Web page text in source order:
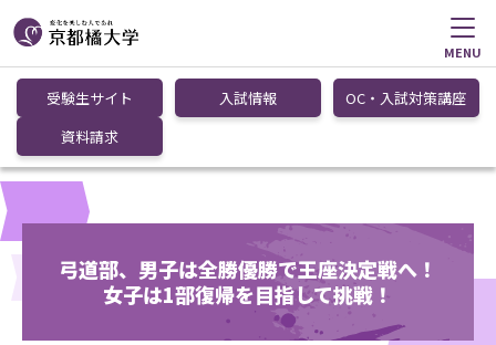
MENU
受験生サイト 入試情報
OC・入試対策講座
資料請求
弓道部、男子は全勝優勝で王座決定戦へ！
女子は1部復帰を目指して挑戦！